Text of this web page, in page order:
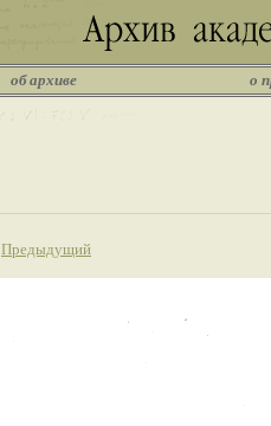
об архиве о
Предыдущий